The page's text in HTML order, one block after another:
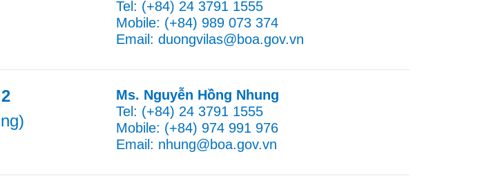
Tel: (+84) 24 3791 1555
Mobile: (+84) 989 073 374
Email: duongvilas@boa.gov.vn
Ms. Nguyễn Hồng Nhung
Tel: (+84) 24 3791 1555
Mobile: (+84) 974 991 976
Email: nhung@boa.gov.vn